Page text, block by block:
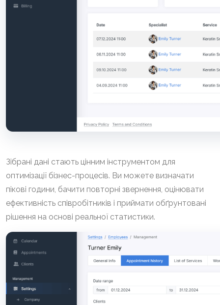
Зібрані дані стають цінним інструментом для
оптимізації бізнес-процесів. Ви можете визначати
пікові години, бачити повторні звернення, оцінювати
ефективність співробітників і приймати обґрунтовані
рішення на основі реальної статистики.